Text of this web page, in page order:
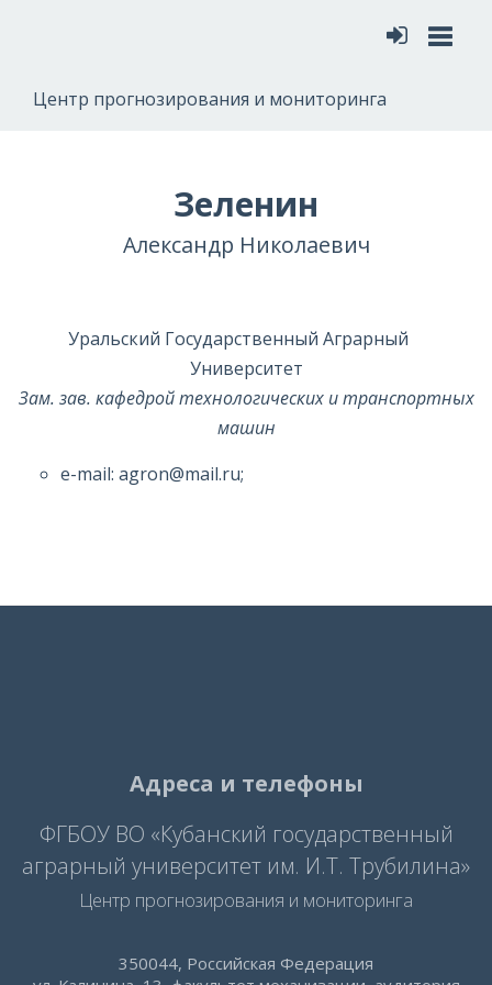
Центр прогнозирования и мониторинга
Зеленин
Александр Николаевич
Уральский Государственный Аграрный
Университет
Зам. зав. кафедрой технологических и транспортных
машин
e-mail: agron@mail.ru;
Адреса и телефоны
ФГБОУ ВО «Кубанский государственный
аграрный университет им. И.Т. Трубилина»
Центр прогнозирования и мониторинга
350044, Российская Федерация